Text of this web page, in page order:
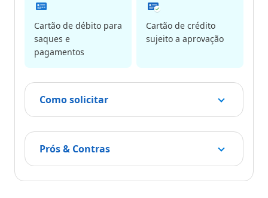
Cartão de débito para
saques e
pagamentos
Cartão de crédito
sujeito a aprovação
Como solicitar
Prós & Contras